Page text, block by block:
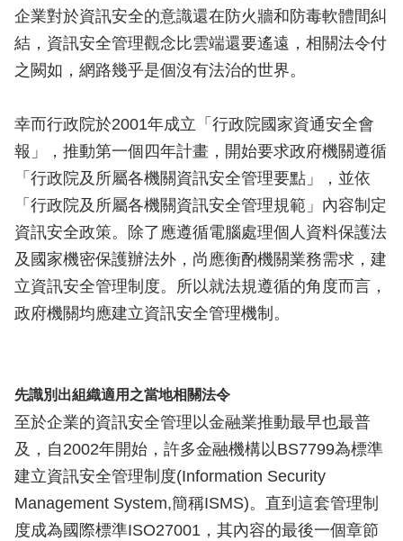
企業對於資訊安全的意識還在防火牆和防毒軟體間糾
結，資訊安全管理觀念比雲端還要遙遠，相關法令付
之闕如，網路幾乎是個沒有法治的世界。
幸而行政院於2001年成立「行政院國家資通安全會
報」，推動第一個四年計畫，開始要求政府機關遵循
「行政院及所屬各機關資訊安全管理要點」，並依
「行政院及所屬各機關資訊安全管理規範」內容制定
資訊安全政策。除了應遵循電腦處理個人資料保護法
及國家機密保護辦法外，尚應衡酌機關業務需求，建
立資訊安全管理制度。所以就法規遵循的角度而言，
政府機關均應建立資訊安全管理機制。
先識別出組織適用之當地相關法令
至於企業的資訊安全管理以金融業推動最早也最普
及，自2002年開始，許多金融機構以BS7799為標準
建立資訊安全管理制度(Information Security
Management System,簡稱ISMS)。直到這套管理制
度成為國際標準ISO27001，其內容的最後一個章節